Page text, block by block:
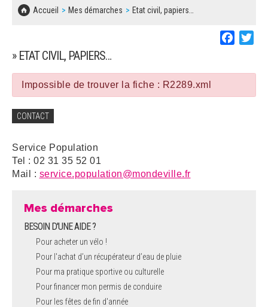
Accueil Mes démarches Etat civil, papiers…
» ETAT CIVIL, PAPIERS…
Impossible de trouver la fiche : R2289.xml
CONTACT
Service Population
Tel : 02 31 35 52 01
Mail : service.population@mondeville.fr
Mes démarches
BESOIN D'UNE AIDE ?
Pour acheter un vélo !
Pour l'achat d’un récupérateur d’eau de pluie
Pour ma pratique sportive ou culturelle
Pour financer mon permis de conduire
Pour les fêtes de fin d'année
CONCERTATIONS PUBLIQUES
SOLIDARITÉ, LOGEMENT
EMPLOI
URBANISME
POLICE MUNICIPALE
BESOIN D'UNE AIDE ?
LES ASSOCIATIONS
MARCHÉS PUBLICS
SUR LES RISQUES MAJEURS
REGLEMENT LOCAL DE PUBLICITÉ
DECLARATION DE DEMARCHAGE
DOSSIER DE DEMANDE DE SUBVENTION
DEMANDE DE PRÊT DE MATERIEL
FICHE D'ORGANISATION MANIFESTATION
PLAN D'ACTION MUNICIPAL
ARRÊTÉS MUNICIPAUX